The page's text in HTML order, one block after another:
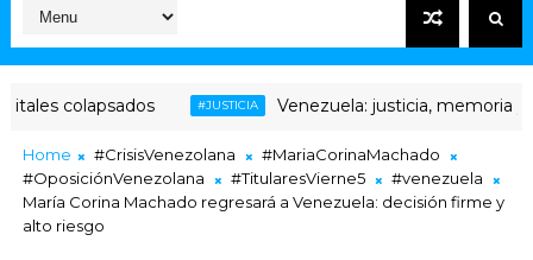
#JUSTICIA Venezuela: justicia, memoria y
Home #CrisisVenezolana
#MariaCorinaMachado
#OposiciónVenezolana
#TitularesVierne5
#venezuela
María Corina Machado regresará a Venezuela: decisión firme y
alto riesgo